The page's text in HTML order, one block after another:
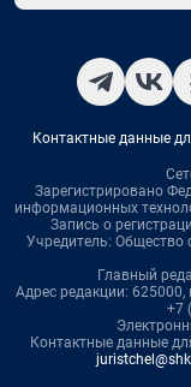
Контактные данные
Зарегистрировано
информационных
Запись о
Учредитель: Общество
Главный
Адрес редакции:
+7
Контактные данные